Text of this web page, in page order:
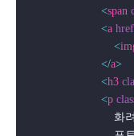
<span
<a href
<
</a>
<h3
<p